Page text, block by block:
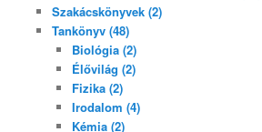
Szakácskönyvek (2)
Tankönyv (48)
Biológia (2)
Élővilág (2)
Fizika (2)
Irodalom (4)
Kémia (2)